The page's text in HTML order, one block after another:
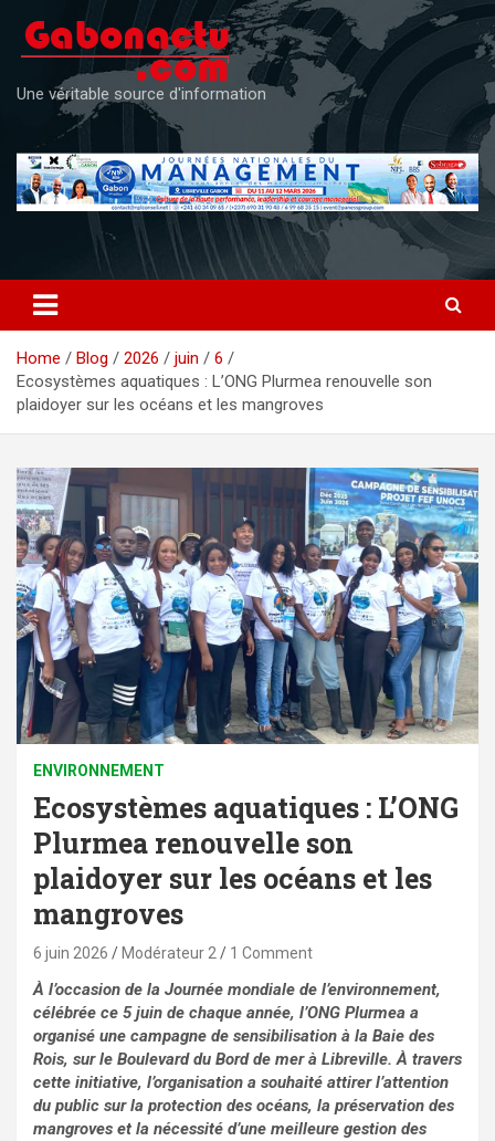
content
Une véritable source d'information
Home Blog 2026 juin
6
Ecosystèmes aquatiques : L’ONG Plurmea renouvelle son
plaidoyer sur les océans et les mangroves
ENVIRONNEMENT
Ecosystèmes aquatiques : L’ONG
Plurmea renouvelle son
plaidoyer sur les océans et les
mangroves
6 juin 2026 Modérateur 2 1 Comment
À l’occasion de la Journée mondiale de l’environnement,
célébrée ce 5 juin de chaque année, l’ONG Plurmea a
organisé une campagne de sensibilisation à la Baie des
Rois, sur le Boulevard du Bord de mer à Libreville. À travers
cette initiative, l’organisation a souhaité attirer l’attention
du public sur la protection des océans, la préservation des
mangroves et la nécessité d’une meilleure gestion des